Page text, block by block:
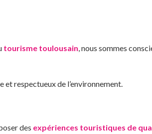
tourisme toulousain, nous sommes
respectueux de l’environnement.
des expériences touristiques de